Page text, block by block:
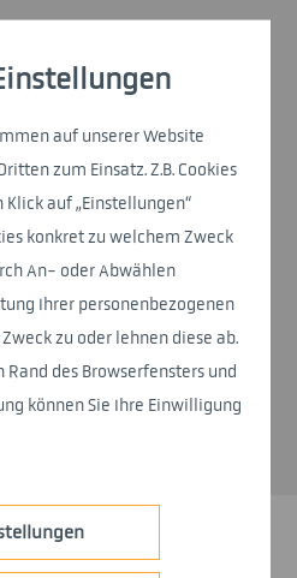
auf unserer Website
zum Einsatz. Z.B. Cookies
auf „Einstellungen“
konkret zu welchem Zweck
An- oder Abwählen
Ihrer personenbezogenen
zu oder lehnen diese ab.
des Browserfensters und
können Sie Ihre Einwilligung
vereinfachen wir Ihre JIS-
Projekte überhaupt erst möglich.
JIS-Lösung für